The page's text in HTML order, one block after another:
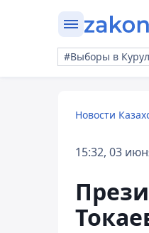
#Выборы в
Новости
15:32, 03